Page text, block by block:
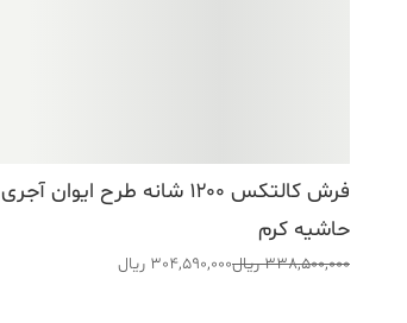
فرش کالتکس ۱۲۰۰ شانه طرح ایوان آجری
حاشیه کرم
338,500,000 ریال
قیمت
304,590,000 ریال
قیمت